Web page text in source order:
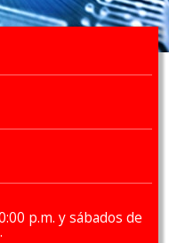
p.m. y sábados de